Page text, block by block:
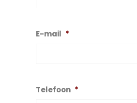
E-mail *
Telefoon *